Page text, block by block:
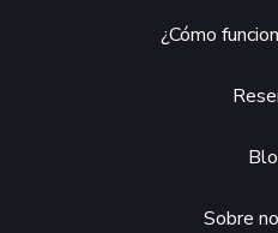
¿Cómo
Sobre